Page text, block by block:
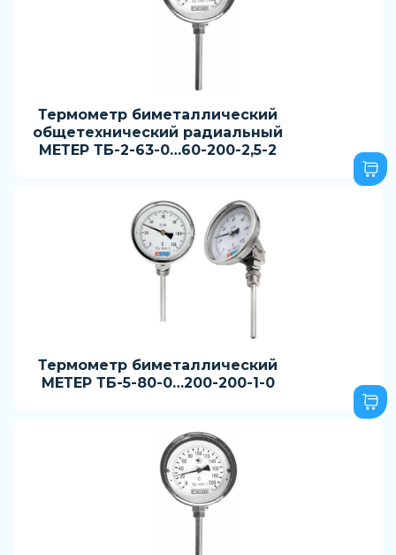
Термометр биметаллический
общетехнический радиальный
МЕТЕР ТБ-2-63-0…60-200-2,5-2
Термометр биметаллический
МЕТЕР ТБ-5-80-0…200-200-1-0